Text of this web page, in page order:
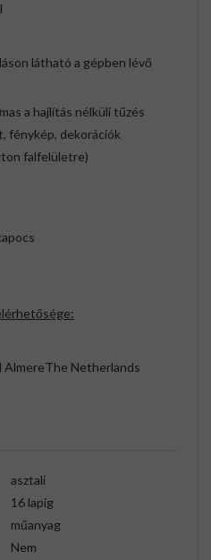
látható a gépben lévő
a hajlítás nélküli tűzés
fénykép, dekorációk
falfelületre)
Netherlands
asztali
16 lapig
műanyag
Nem